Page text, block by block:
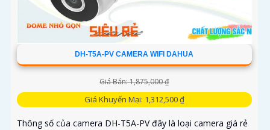
DH-T5A-PV CAMERA WIFI DAHUA
Giá Bán: 1,875,000 ₫
Giá Khuyến Mại: 1,312,500 ₫
Thông số của camera DH-T5A-PV đây là loại camera giá rẻ